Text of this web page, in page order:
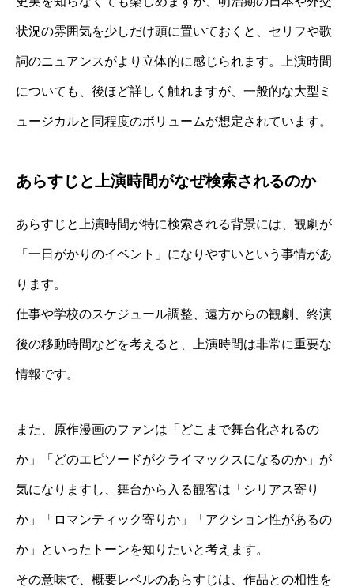
状況の雰囲気を少しだけ頭に置いておくと、セリフや歌
詞のニュアンスがより立体的に感じられます。上演時間
についても、後ほど詳しく触れますが、一般的な大型ミ
ュージカルと同程度のボリュームが想定されています。
あらすじと上演時間がなぜ検索されるのか
あらすじと上演時間が特に検索される背景には、観劇が
「一日がかりのイベント」になりやすいという事情があ
ります。
仕事や学校のスケジュール調整、遠方からの観劇、終演
後の移動時間などを考えると、上演時間は非常に重要な
情報です。
また、原作漫画のファンは「どこまで舞台化されるの
か」「どのエピソードがクライマックスになるのか」が
気になりますし、舞台から入る観客は「シリアス寄り
か」「ロマンティック寄りか」「アクション性があるの
か」といったトーンを知りたいと考えます。
その意味で、概要レベルのあらすじは、作品との相性を